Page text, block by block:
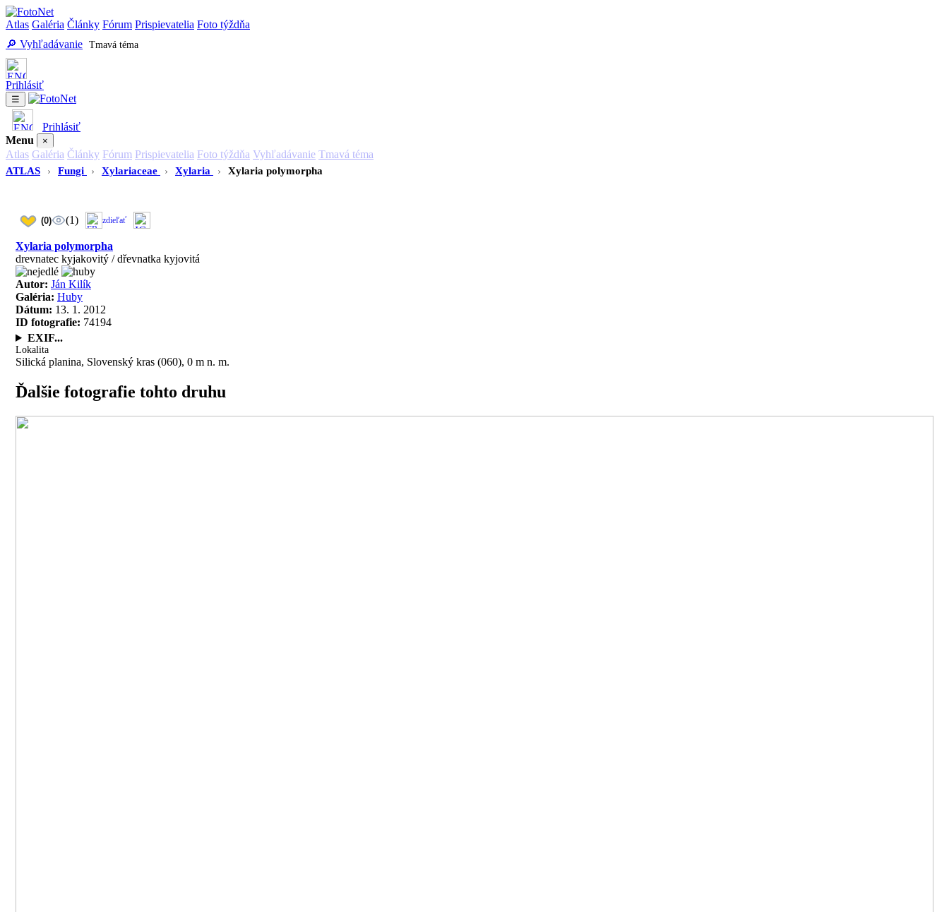
Atlas Galéria Články Fórum Prispievatelia Foto týždňa
🔎 Vyhľadávanie Tmavá téma
Prihlásiť
☰
Prihlásiť
Menu
×
Atlas Galéria Články Fórum Prispievatelia Foto týždňa Vyhľadávanie Tmavá téma
ATLAS
› Fungi › Xylariaceae › Xylaria › Xylaria polymorpha
(0) (1) zdieľať
Xylaria polymorpha
drevnatec kyjakovitý / dřevnatka kyjovitá
Autor: Ján Kilík
Galéria: Huby
Dátum: 13. 1. 2012
ID fotografie: 74194
EXIF...
Lokalita
Silická planina, Slovenský kras (060), 0 m n. m.
Ďalšie fotografie tohto druhu